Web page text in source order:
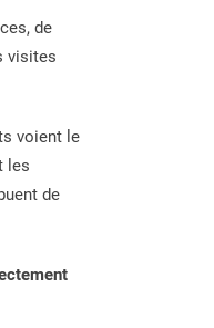
de
visites
voient le
les
de